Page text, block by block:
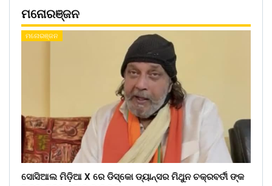
ମନୋରଞ୍ଜନ
ମନୋରଞ୍ଜନ
ସୋସିଆଲ ମିଡ଼ିଆ X ରେ ଡିସ୍କୋ ଡ୍ୟାନ୍ସର ମିଥୁନ ଚକ୍ରବର୍ତୀ ଙ୍କ